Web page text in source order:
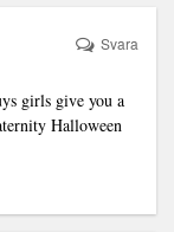
girls give you a
Halloween
Svara